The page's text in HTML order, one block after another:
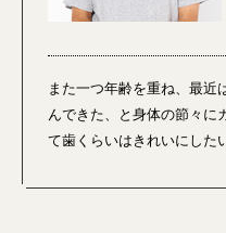
また一つ年齢を重ね、最近
んできた、と身体の節々に
て歯くらいはきれいにした